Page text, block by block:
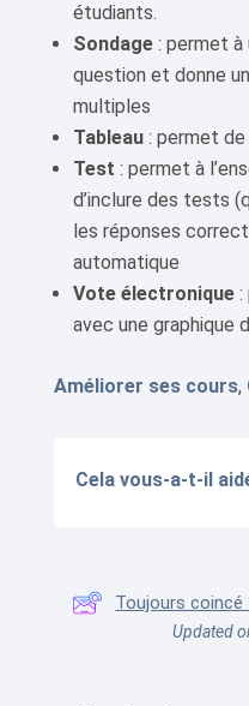
étudiants.
Sondage : permet à
question et donne
multiples
Tableau : permet
Test : permet à
d’inclure des tests
les réponses
automatique
Vote électronique :
avec une graphique
Améliorer ses cours,
Cela vous-a-t-il
Toujours coincé
Updated